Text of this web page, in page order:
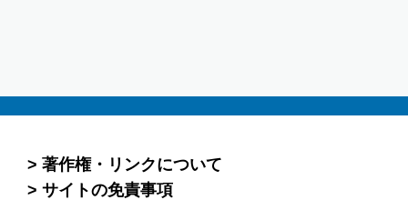
著作権・リンクについて
サイトの免責事項